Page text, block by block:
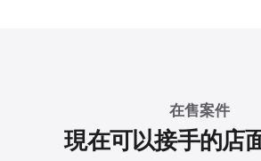
在售案件
現在可以接手的店